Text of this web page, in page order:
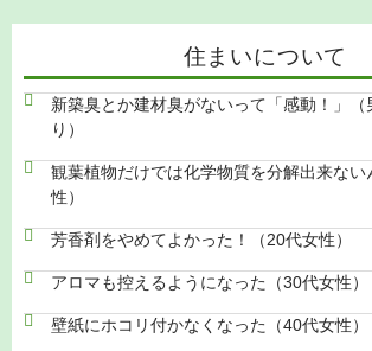
住まいについて
新築臭とか建材臭がないって「感動！」（
り）
観葉植物だけでは化学物質を分解出来ない
性）
芳香剤をやめてよかった！（20代女性）
アロマも控えるようになった（30代女性）
壁紙にホコリ付かなくなった（40代女性）